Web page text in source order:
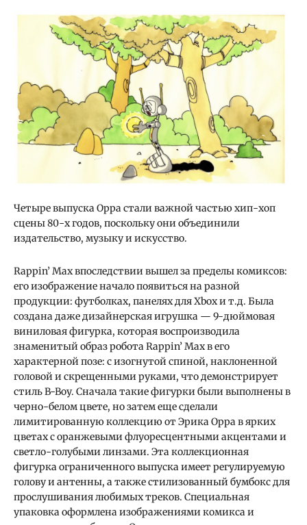
Четыре выпуска Орра стали важной частью хип-хоп
сцены 80-х годов, поскольку они объединили
издательство, музыку и искусство.
Rappin’ Max впоследствии вышел за пределы комиксов:
его изображение начало появиться на разной
продукции: футболках, панелях для Xbox и т.д. Была
создана даже дизайнерская игрушка — 9-дюймовая
виниловая фигурка, которая воспроизводила
знаменитый образ робота Rappin’ Max в его
характерной позе: с изогнутой спиной, наклоненной
головой и скрещенными руками, что демонстрирует
стиль B-Boy. Сначала такие фигурки были выполнены в
черно-белом цвете, но затем еще сделали
лимитированную коллекцию от Эрика Орра в ярких
цветах с оранжевыми флуоресцентными акцентами и
светло-голубыми линзами. Эта коллекционная
фигурка ограниченного выпуска имеет регулируемую
голову и антенны, а также стилизованный бумбокс для
прослушивания любимых треков. Специальная
упаковка оформлена изображениями комикса и